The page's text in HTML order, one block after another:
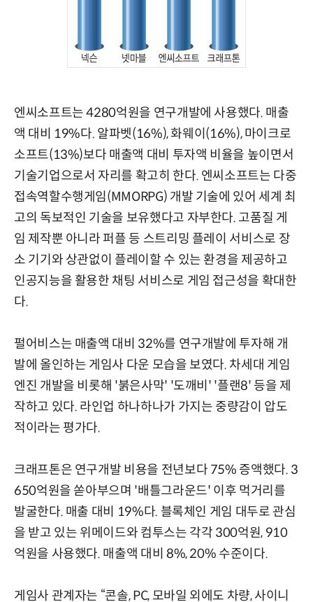
엔씨소프트는 4280억원을 연구개발에 사용했다. 매출
액 대비 19%다. 알파벳(16%), 화웨이(16%), 마이크로
소프트(13%)보다 매출액 대비 투자액 비율을 높이면서
기술기업으로서 자리를 확고히 한다. 엔씨소프트는 다중
접속역할수행게임(MMORPG) 개발 기술에 있어 세계 최
고의 독보적인 기술을 보유했다고 자부한다. 고품질 게
임 제작뿐 아니라 퍼플 등 스트리밍 플레이 서비스로 장
소 기기와 상관없이 플레이할 수 있는 환경을 제공하고
인공지능을 활용한 채팅 서비스로 게임 접근성을 확대한
다.
펄어비스는 매출액 대비 32%를 연구개발에 투자해 개
발에 올인하는 게임사 다운 모습을 보였다. 차세대 게임
엔진 개발을 비롯해 '붉은사막' '도깨비' '플랜8' 등을 제
작하고 있다. 라인업 하나하나가 가지는 중량감이 압도
적이라는 평가다.
크래프톤은 연구개발 비용을 전년보다 75% 증액했다. 3
650억원을 쏟아부으며 '배틀그라운드' 이후 먹거리를
발굴한다. 매출 대비 19%다. 블록체인 게임 대두로 관심
을 받고 있는 위메이드와 컴투스는 각각 300억원, 910
억원을 사용했다. 매출액 대비 8%, 20% 수준이다.
게임사 관계자는 “콘솔, PC, 모바일 외에도 차량, 사이니